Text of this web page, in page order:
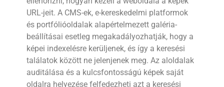
URL-jeit. A CMS-ek, e-kereskedelmi platformok
és portfólióoldalak alapértelmezett galéria-
beállításai esetleg megakadályozhatják, hogy a
képei indexelésre kerüljenek, és így a keresési
találatok között ne jelenjenek meg. Az aloldalak
auditálása és a kulcsfontosságú képek saját
oldalra helyezése felfedezheti azt a keresési